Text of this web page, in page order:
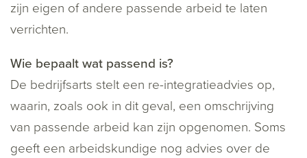
zijn eigen of andere passende arbeid te laten
verrichten.
Wie bepaalt wat passend is?
De bedrijfsarts stelt een re-integratieadvies op,
waarin, zoals ook in dit geval, een omschrijving
van passende arbeid kan zijn opgenomen. Soms
geeft een arbeidskundige nog advies over de